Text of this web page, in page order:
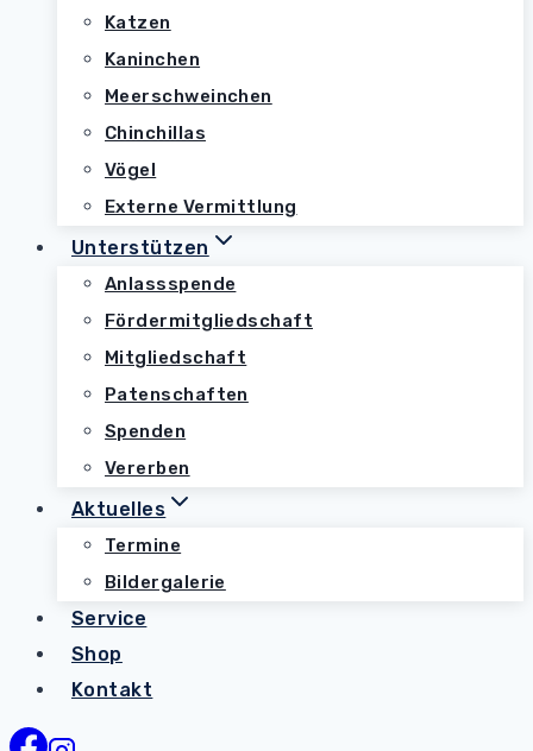
Katzen
Kaninchen
Meerschweinchen
Chinchillas
Vögel
Externe Vermittlung
Unterstützen
Anlassspende
Fördermitgliedschaft
Mitgliedschaft
Patenschaften
Spenden
Vererben
Aktuelles
Termine
Bildergalerie
Service
Shop
Kontakt